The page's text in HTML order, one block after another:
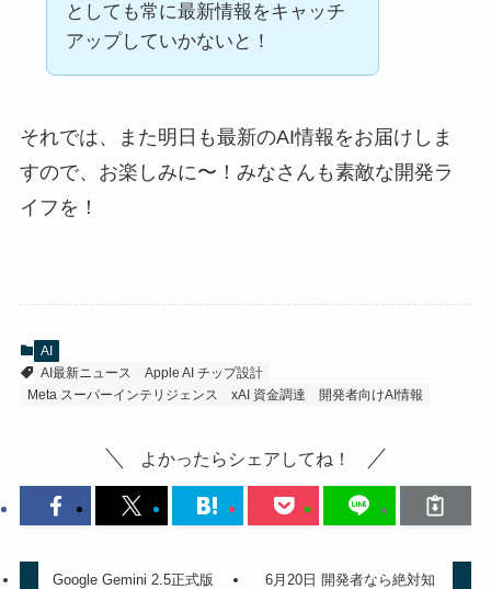
としても常に最新情報をキャッチ
アップしていかないと！
それでは、また明日も最新のAI情報をお届けしま
すので、お楽しみに〜！みなさんも素敵な開発ラ
イフを！
AI
AI最新ニュース
Apple AI チップ設計
Meta スーパーインテリジェンス
xAI 資金調達 開発者向けAI情報
よかったらシェアしてね！
Google Gemini 2.5正式版
6月20日 開発者なら絶対知